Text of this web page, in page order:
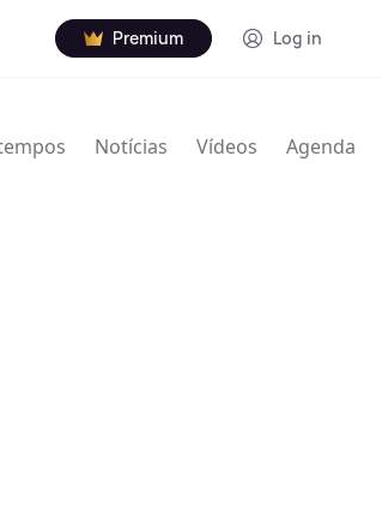
Premium Log in
Notícias Vídeos Agenda